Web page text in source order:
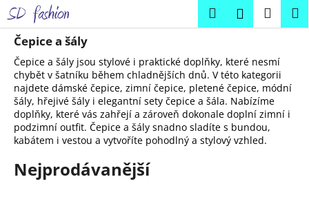
Přejít
na
obsah
HledatPřihlášení
Čepice a šály
Čepice a šály jsou stylové i praktické doplňky, které nesmí
chybět v šatníku během chladnějších dnů. V této kategorii
najdete dámské čepice, zimní čepice, pletené čepice, módní
šály, hřejivé šály i elegantní sety čepice a šála. Nabízíme
doplňky, které vás zahřejí a zároveň dokonale doplní zimní i
podzimní outfit. Čepice a šály snadno sladíte s bundou,
kabátem i vestou a vytvoříte pohodlný a stylový vzhled.
Nejprodávanější
K
o Zpět
Zpět
C
o
p
o
t
ř
e